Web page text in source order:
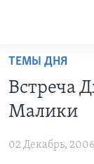
Перейти
основной
контент
ПРОГРАММЫ
НОВОСТИ ЗА
УЧИМ
ЭКСПЕРТИЗА
ТЕМЫ ДНЯ
Встреча
Малики
02 Декабрь,